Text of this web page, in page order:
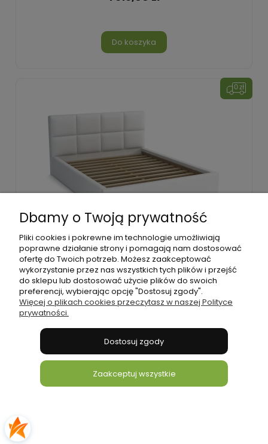
Do koszyka
Łóżko z pojemnikiem 180x200 - Alaska Białe Eko
skóra
1 729,00 zł
Do koszyka
Dbamy o Twoją prywatność
Pliki cookies i pokrewne im technologie umożliwiają
poprawne działanie strony i pomagają nam dostosować
ofertę do Twoich potrzeb. Możesz zaakceptować
wykorzystanie przez nas wszystkich tych plików i przejść
do sklepu lub dostosować użycie plików do swoich
preferencji, wybierając opcję "Dostosuj zgody".
Więcej o plikach cookies przeczytasz w naszej Polityce
prywatności.
Dostosuj zgody
Zaakceptuj wszystkie